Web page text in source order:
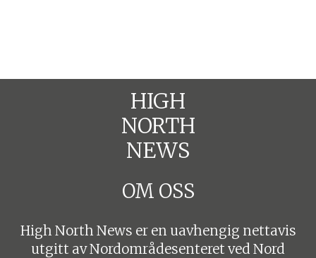
HIGH
NORTH
NEWS
OM OSS
High North News er en uavhengig nettavis
utgitt av Nordområdesenteret ved Nord